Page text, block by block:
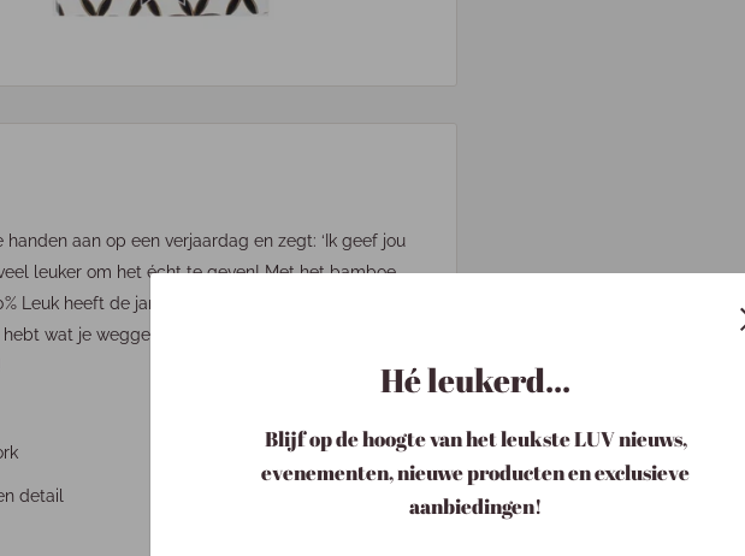
Hé leukerd...
Blijf op de hoogte van het leukste LUV nieuws,
evenementen, nieuwe producten en exclusieve
aanbiedingen!
aan op een verjaardag en zegt: ‘Ik geef jou
leuker om het écht te geven! Met het bamboe
Leuk heeft de jarige toch iets uit te pakken terwijl
wat je weggeeft: een lunch, een diner of toch
detail